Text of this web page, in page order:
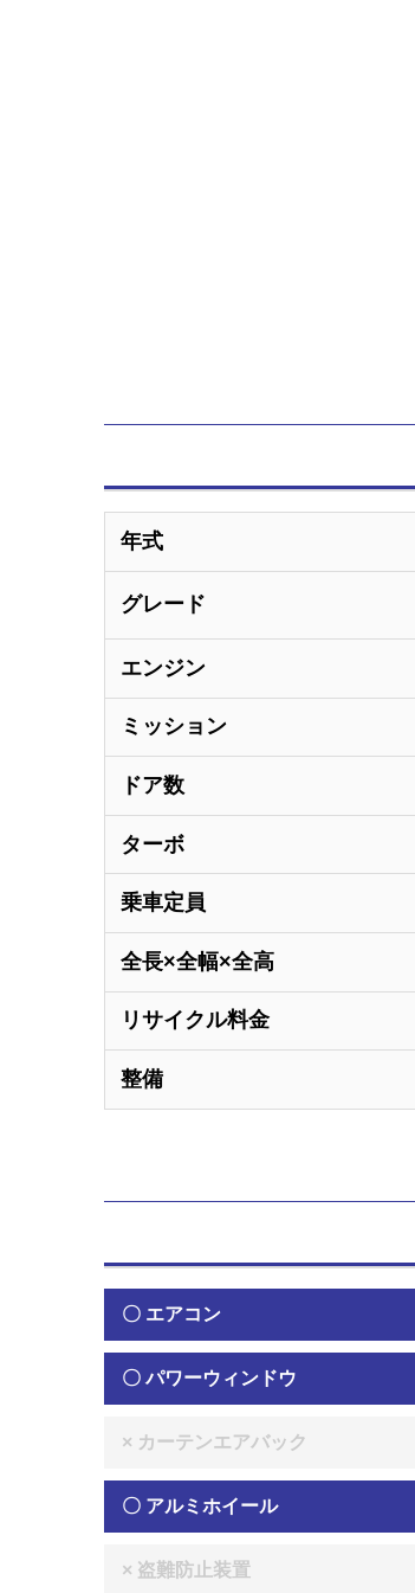
年式
グレード
エンジン
ミッション
ドア数
ターボ
乗車定員
全長×全幅×全高
リサイクル料金
整備
〇 エアコン
〇 パワーウィンドウ
× カーテンエアバック
〇 アルミホイール
× 盗難防止装置